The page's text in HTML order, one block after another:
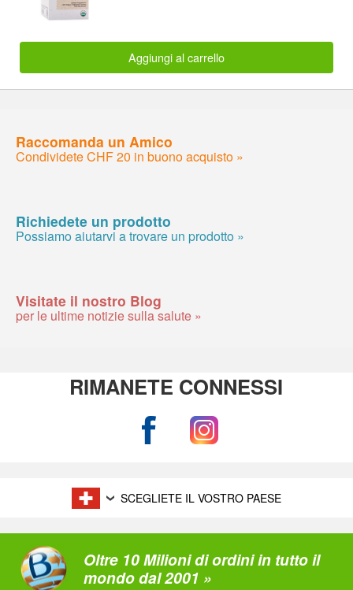
Aggiungi al carrello
Raccomanda un Amico
Condividete CHF 20 in buono acquisto »
Richiedete un prodotto
Possiamo aiutarvi a trovare un prodotto »
Visitate il nostro Blog
per le ultime notizie sulla salute »
RIMANETE CONNESSI
SCEGLIETE IL VOSTRO PAESE
Oltre 10 Milioni di ordini in tutto il
mondo dal 2001 »